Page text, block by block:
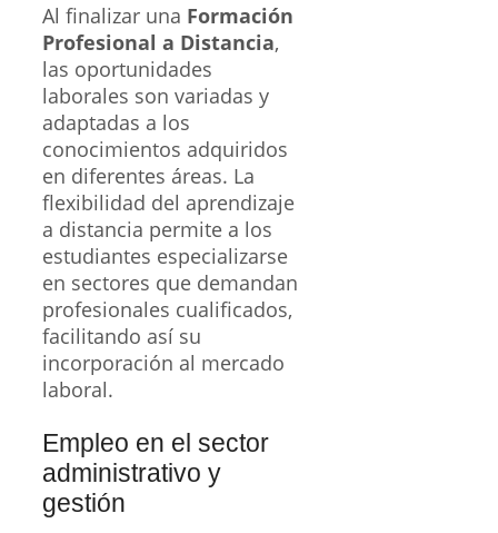
Al finalizar una Formación
Profesional a Distancia,
las oportunidades
laborales son variadas y
adaptadas a los
conocimientos adquiridos
en diferentes áreas. La
flexibilidad del aprendizaje
a distancia permite a los
estudiantes especializarse
en sectores que demandan
profesionales cualificados,
facilitando así su
incorporación al mercado
laboral.
Empleo en el sector
administrativo y
gestión